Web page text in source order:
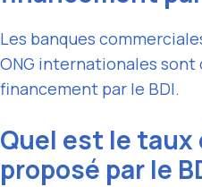
Les banques
ONG internationales
financement par le BDI.
Quel est le taux
proposé par le